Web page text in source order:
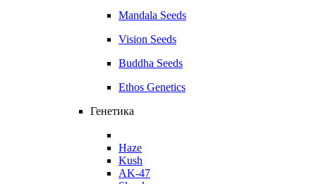
Mandala Seeds
Vision Seeds
Buddha Seeds
Ethos Genetics
Генетика
Haze
Kush
AK-47